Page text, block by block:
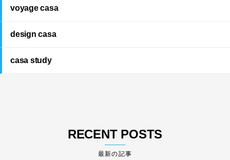
voyage casa
design casa
casa study
RECENT POSTS
最新の記事